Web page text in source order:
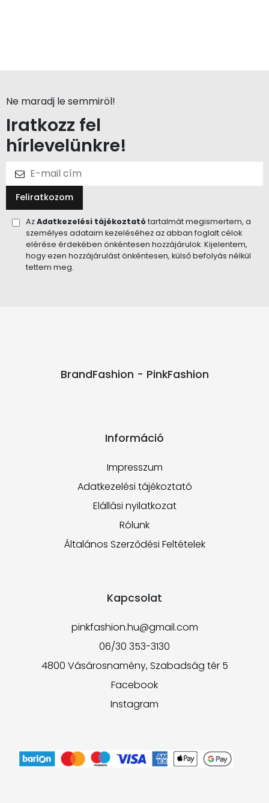
Ne maradj le semmiröl!
Iratkozz fel
hírlevelünkre!
Feliratkozom
AzAdatkezelési tájékoztatótartalmát megismertem, a
személyes adataim kezeléséhez az abban foglalt célok
elérése érdekében önkéntesen hozzájárulok. Kijelentem,
hogy ezen hozzájárulást önkéntesen, külső befolyás nélkül
tettem meg.
BrandFashion - PinkFashion
Információ
Impresszum
Adatkezelési tájékoztató
Elállási nyilatkozat
Rólunk
Általános Szerződési Feltételek
Kapcsolat
pinkfashion.hu@gmail.com
06/30 353-3130
4800 Vásárosnamény, Szabadság tér 5
Facebook
Instagram